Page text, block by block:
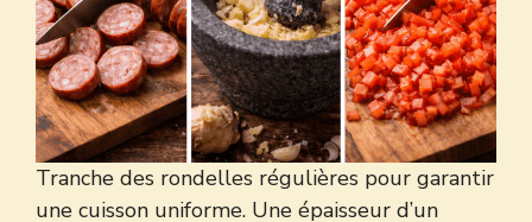
Tranche des rondelles régulières pour garantir
une cuisson uniforme. Une épaisseur d’un